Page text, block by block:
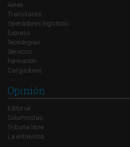
Aéreo
Transitarios
Operadores logísticos
Express
Tecnologías
Servicios
Formación
Cargadores
Opinión
Editorial
Columnistas
Tribuna libre
La entrevista